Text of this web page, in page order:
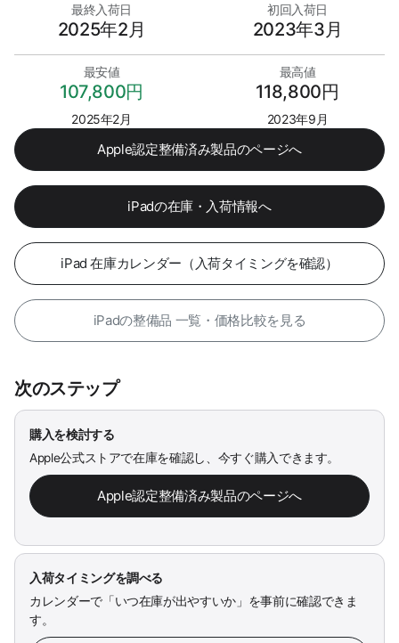
最終入荷日
2025年2月
初回入荷日
2023年3月
最安値
107,800円
2025年2月
最高値
118,800円
2023年9月
Apple認定整備済み製品のページへ
iPadの在庫・入荷情報へ
iPad 在庫カレンダー（入荷タイミングを確認）
iPadの整備品 一覧・価格比較を見る
次のステップ
購入を検討する
Apple公式ストアで在庫を確認し、今すぐ購入できます。
Apple認定整備済み製品のページへ
入荷タイミングを調べる
カレンダーで「いつ在庫が出やすいか」を事前に確認できま
す。